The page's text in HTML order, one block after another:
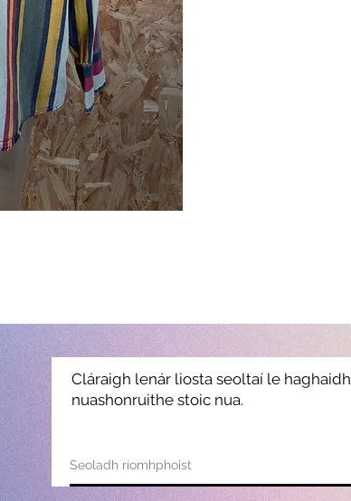
Cláraigh lenár liosta seoltaí le haghaidh
nuashonruithe stoic nua.